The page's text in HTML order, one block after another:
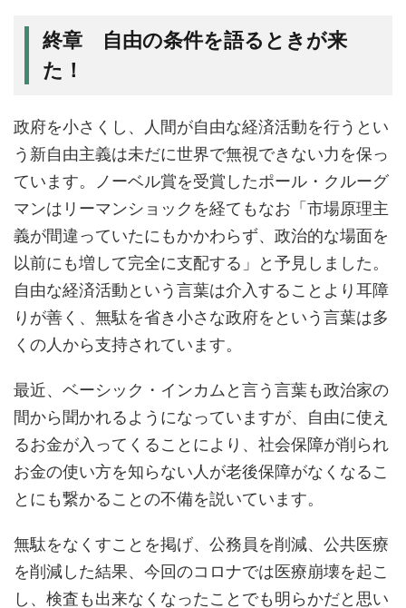
終章 自由の条件を語るときが来
た！
政府を小さくし、人間が自由な経済活動を行うとい
う新自由主義は未だに世界で無視できない力を保っ
ています。ノーベル賞を受賞したポール・クルーグ
マンはリーマンショックを経てもなお「市場原理主
義が間違っていたにもかかわらず、政治的な場面を
以前にも増して完全に支配する」と予見しました。
自由な経済活動という言葉は介入することより耳障
りが善く、無駄を省き小さな政府をという言葉は多
くの人から支持されています。
最近、ベーシック・インカムと言う言葉も政治家の
間から聞かれるようになっていますが、自由に使え
るお金が入ってくることにより、社会保障が削られ
お金の使い方を知らない人が老後保障がなくなるこ
とにも繋かることの不備を説いています。
無駄をなくすことを掲げ、公務員を削減、公共医療
を削減した結果、今回のコロナでは医療崩壊を起こ
し、検査も出来なくなったことでも明らかだと思い